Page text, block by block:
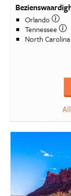
Orlando
Tennessee
North Carolina